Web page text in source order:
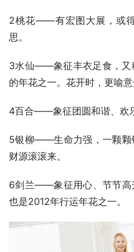
2桃花——有宏图大展，或
思。
3水仙——象征丰衣足食，又
的年花之一。花开时，更喻意
4百合——象征团圆和谐、欢
5银柳——生命力强，一颗颗
财源滚滚来。
6剑兰——象征用心、节节高
也是2012年行运年花之一。